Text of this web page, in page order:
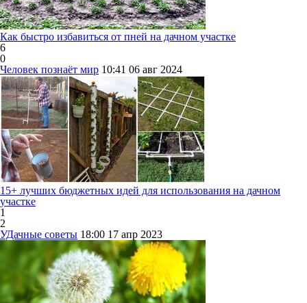
Как быстро избавиться от пней на дачном участке
6
0
Человек познаёт мир 10:41 06 авг 2024
15+ лучших бюджетных идей для использования на дачном
участке
1
2
УДачные советы 18:00 17 апр 2023